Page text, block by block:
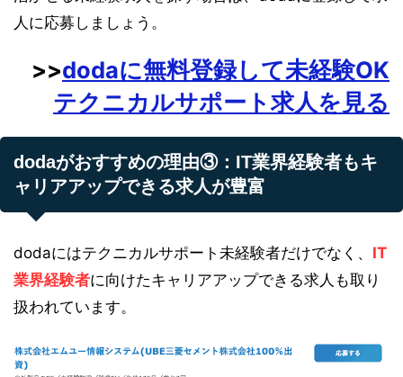
人に応募しましょう。
>>dodaに無料登録して未経験OK
テクニカルサポート求人を見る
dodaがおすすめの理由③：IT業界経験者もキ
ャリアアップできる求人が豊富
dodaにはテクニカルサポート未経験者だけでなく、 IT
業界経験者に向けたキャリアアップできる求人も取り
扱われています。